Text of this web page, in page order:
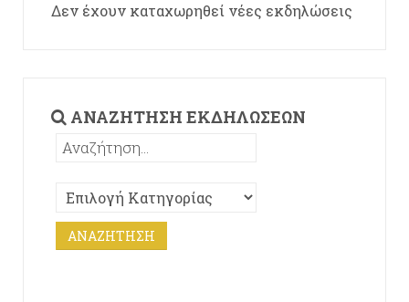
Δεν έχουν καταχωρηθεί νέες εκδηλώσεις
ΑΝΑΖΉΤΗΣΗ ΕΚΔΗΛΏΣΕΩΝ